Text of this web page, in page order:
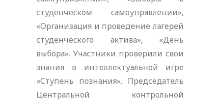
студенческом самоуправлении»,
«Организация и проведение лагерей
студенческого актива», «День
выбора». Участники проверили свои
знания в интеллектуальной игре
«Ступень познания». Председатель
Центральной контрольной